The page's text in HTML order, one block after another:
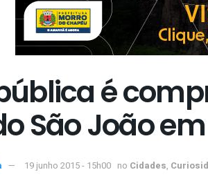
é
São João
19 junho 2015 - 15h00 no Cidades,